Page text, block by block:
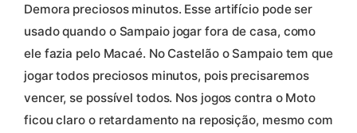
Demora preciosos minutos. Esse artifício pode ser
usado quando o Sampaio jogar fora de casa, como
ele fazia pelo Macaé. No Castelão o Sampaio tem que
jogar todos preciosos minutos, pois precisaremos
vencer, se possível todos. Nos jogos contra o Moto
ficou claro o retardamento na reposição, mesmo com